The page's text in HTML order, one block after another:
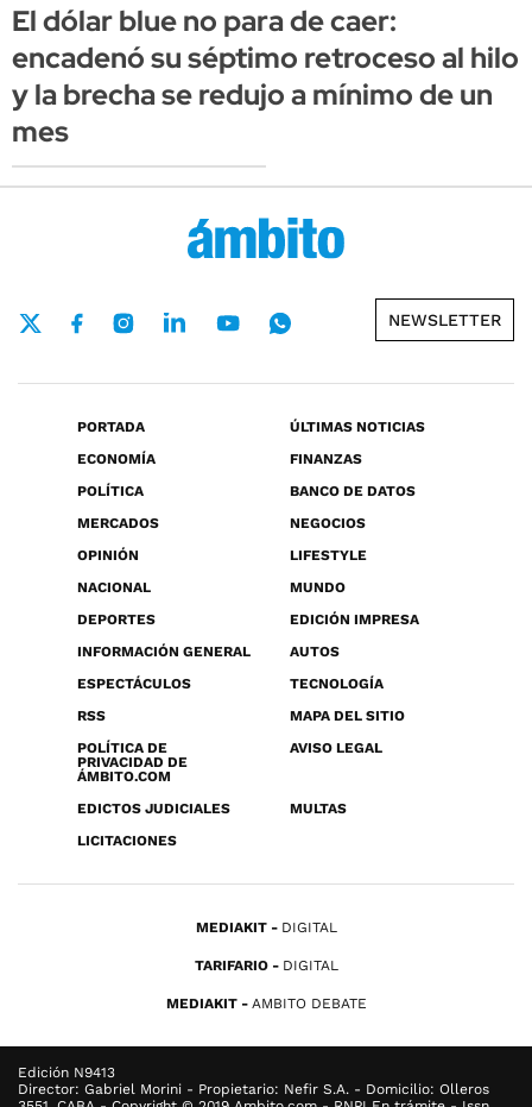
El dólar blue no para de caer:
encadenó su séptimo retroceso al hilo
y la brecha se redujo a mínimo de un
mes
NEWSLETTER
PORTADA
ÚLTIMAS NOTICIAS
ECONOMÍA
FINANZAS
POLÍTICA
BANCO DE DATOS
MERCADOS
NEGOCIOS
OPINIÓN
LIFESTYLE
NACIONAL
MUNDO
DEPORTES
EDICIÓN IMPRESA
INFORMACIÓN GENERAL
AUTOS
ESPECTÁCULOS
TECNOLOGÍA
RSS
MAPA DEL SITIO
POLÍTICA DE
PRIVACIDAD DE
ÁMBITO.COM
AVISO LEGAL
EDICTOS JUDICIALES
MULTAS
LICITACIONES
MEDIAKIT DIGITAL
TARIFARIO DIGITAL
MEDIAKIT AMBITO DEBATE
Edición N9413
Director: Gabriel Morini - Propietario: Nefir S.A. - Domicilio: Olleros